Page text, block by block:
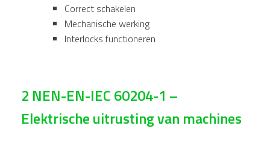
Correct schakelen
Mechanische werking
Interlocks functioneren
2 NEN-EN-IEC 60204-1 –
Elektrische uitrusting van machines